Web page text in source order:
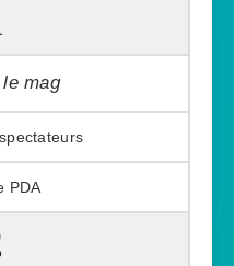
le mag